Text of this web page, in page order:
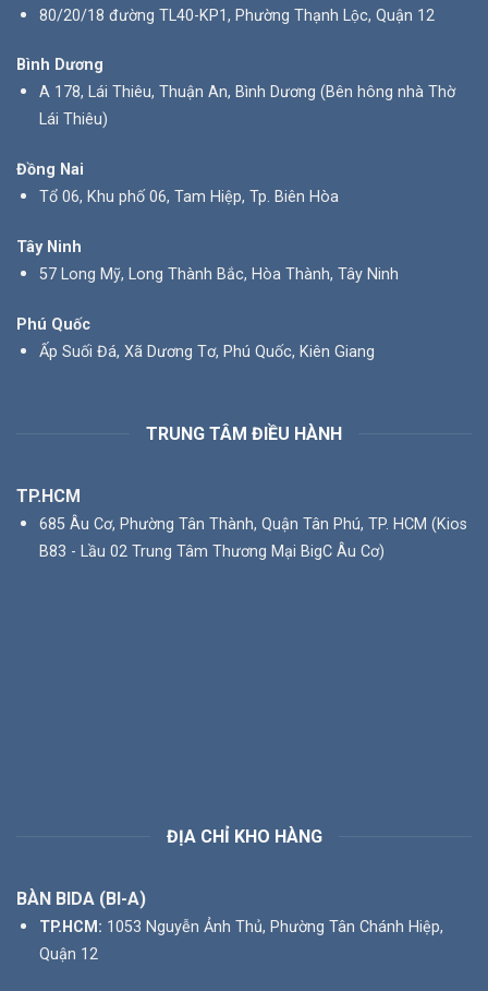
80/20/18 đường TL40-KP1, Phường Thạnh Lộc, Quận 12
Bình Dương
A 178, Lái Thiêu, Thuận An, Bình Dương (Bên hông nhà Thờ
Lái Thiêu)
Đồng Nai
Tổ 06, Khu phố 06, Tam Hiệp, Tp. Biên Hòa
Tây Ninh
57 Long Mỹ, Long Thành Bắc, Hòa Thành, Tây Ninh
Phú Quốc
Ấp Suối Đá, Xã Dương Tơ, Phú Quốc, Kiên Giang
TRUNG TÂM ĐIỀU HÀNH
TP.HCM
685 Âu Cơ, Phường Tân Thành, Quận Tân Phú, TP. HCM (Kios
B83 - Lầu 02 Trung Tâm Thương Mại BigC Âu Cơ)
ĐỊA CHỈ KHO HÀNG
BÀN BIDA (BI-A)
TP.HCM: 1053 Nguyễn Ảnh Thủ, Phường Tân Chánh Hiệp,
Quận 12